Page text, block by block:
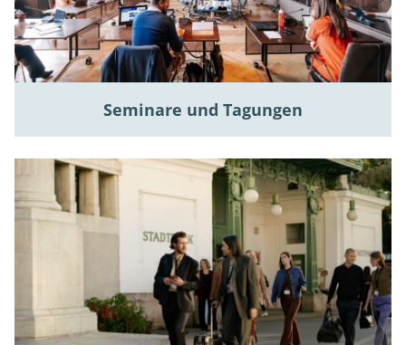
Seminare und Tagungen